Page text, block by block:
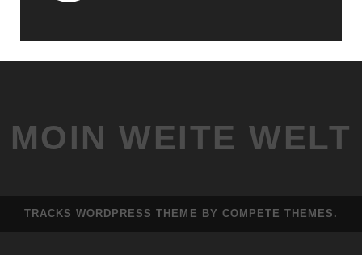
MOIN WEITE WELT
TRACKS WORDPRESS THEME BY COMPETE THEMES.